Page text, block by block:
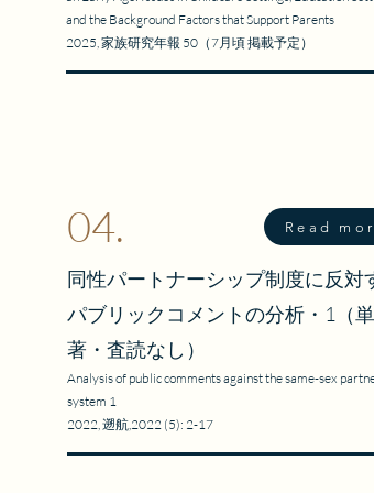
畑開
た、
あと
and the Background Factors that Support Parents
2025, 家族研究年報 50（7月頃 掲載予定）
04. Read
同性パートナーシップ制度に反対
パブリックコメントの分析・1（単
著・査読なし）
Analysis of public comments against the same-sex
system 1
2022, 遡航,2022 (5): 2-17